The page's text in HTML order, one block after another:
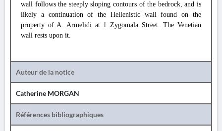
wall follows the steeply sloping contours of the bedrock, and is
likely a continuation of the Hellenistic wall found on the
property of A. Armelidi at 1 Zygomala Street. The Venetian
wall rests upon it.
Auteur de la notice
Catherine MORGAN
Références bibliographiques